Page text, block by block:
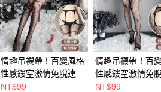
情趣吊襪帶！百變風格
性感鏤空激情免脫連身
網襪﹝ A組﹞
NT$99
情趣吊襪帶！百
性感鏤空激情免
網襪﹝ D組﹞
NT$99